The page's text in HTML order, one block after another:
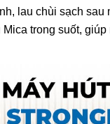
lau chùi sạch sau
trong suốt,